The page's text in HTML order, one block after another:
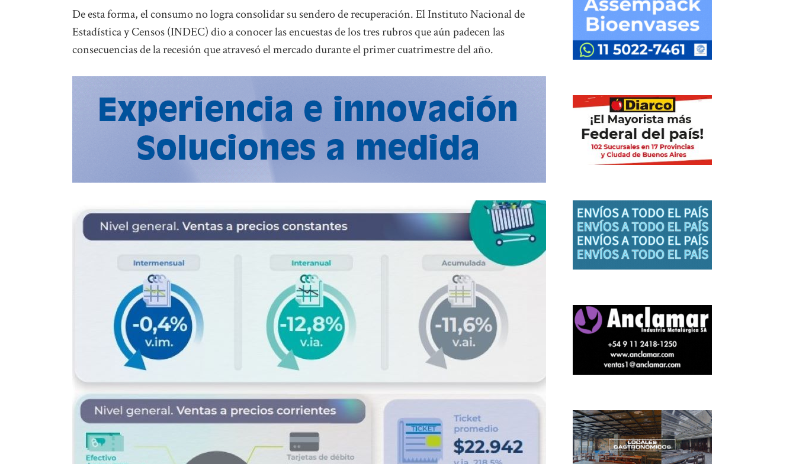
De esta forma, el consumo no logra consolidar su sendero de recuperación. El Instituto Nacional de
Estadística y Censos (INDEC) dio a conocer las encuestas de los tres rubros que aún padecen las
consecuencias de la recesión que atravesó el mercado durante el primer cuatrimestre del año.